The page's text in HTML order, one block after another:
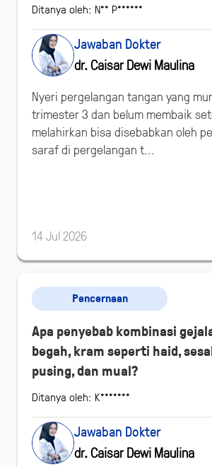
Ditanya oleh: N** P******
Jawaban Dokter
dr. Caisar Dewi Maulina
Nyeri pergelangan tangan yang
trimester 3 dan belum membaik
melahirkan bisa disebabkan oleh
saraf di pergelangan t...
14 Jul 2026
Pencernaan
Apa penyebab kombinasi
begah, kram seperti haid,
pusing, dan mual?
Ditanya oleh: K*******
Jawaban Dokter
dr. Caisar Dewi Maulina